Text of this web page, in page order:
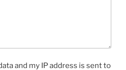
and my IP address is sent to